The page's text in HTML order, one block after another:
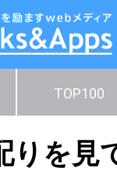
TOP100
りを見